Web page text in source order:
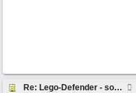
Re: Lego-Defender - sophisticated!